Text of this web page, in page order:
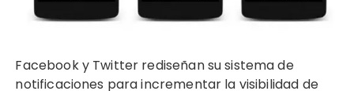
Facebook y Twitter rediseñan su sistema de
notificaciones para incrementar la visibilidad de